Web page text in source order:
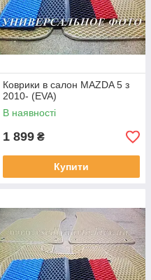
Коврики в салон MAZDA 5 з
2010- (EVA)
В наявності
1 899 ₴
Купити